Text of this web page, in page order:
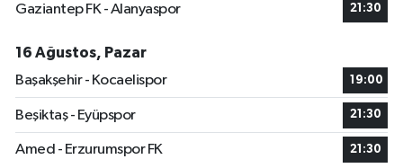
Gaziantep FK - Alanyaspor 21:30
16 Ağustos, Pazar
Başakşehir - Kocaelispor
19:00
Beşiktaş - Eyüpspor 21:30
Amed - Erzurumspor FK 21:30